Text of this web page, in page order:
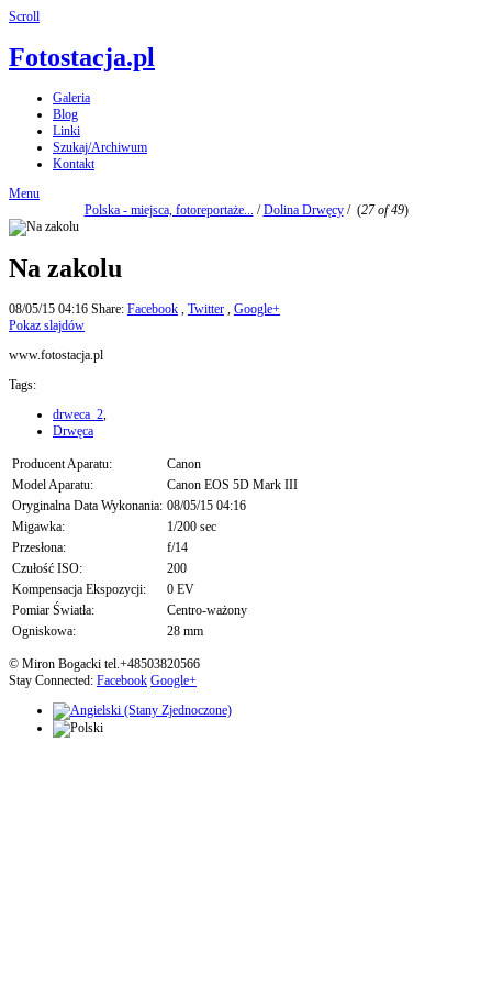
Scroll
Fotostacja.pl
Galeria
Blog
Linki
Szukaj/Archiwum
Kontakt
Menu
Polska - miejsca, fotoreportaże... /Dolina Drwęcy/ (27 of 49)
Na zakolu
08/05/15 04:16 Share: Facebook , Twitter , Google+
Pokaz slajdów
www.fotostacja.pl
Tags:
drweca_2,
Drwęca
Producent Aparatu:
Canon
Model Aparatu:
Canon EOS 5D Mark III
Oryginalna Data Wykonania: 08/05/15 04:16
Migawka:
1/200 sec
Przesłona:
f/14
Czułość ISO:
200
Kompensacja Ekspozycji:
0 EV
Pomiar Światła:
Centro-ważony
Ogniskowa:
28 mm
© Miron Bogacki tel.+48503820566
Stay Connected: Facebook Google+